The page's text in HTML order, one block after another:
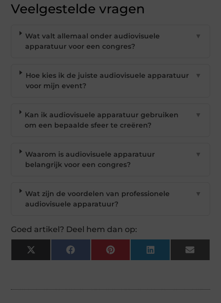
Veelgestelde vragen
Wat valt allemaal onder audiovisuele
apparatuur voor een congres?
▼
Hoe kies ik de juiste audiovisuele apparatuur
voor mijn event?
▼
Kan ik audiovisuele apparatuur gebruiken
om een bepaalde sfeer te creëren?
▼
Waarom is audiovisuele apparatuur
belangrijk voor een congres?
▼
Wat zijn de voordelen van professionele
audiovisuele apparatuur?
▼
Goed artikel? Deel hem dan op:
X
(Twitter)
Facebook Pinterest LinkedIn Email